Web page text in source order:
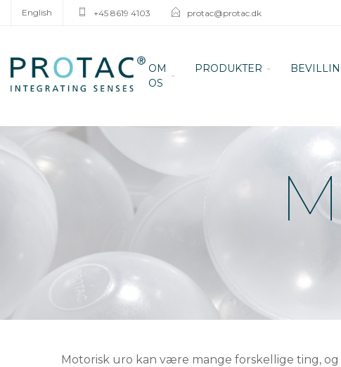
English +45 8619 4103 protac@protac.dk
OM
OS
PRODUKTER
Motorisk uro kan være mange forskellige ting,